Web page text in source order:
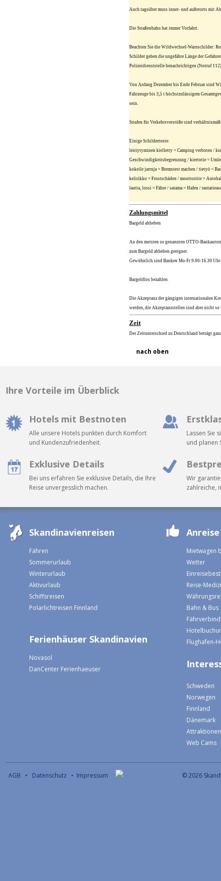
Auch tagsüber muss inner- und außerorts mit
Die Straßenbahn hat immer Vorfahrt.
Beachten Sie die Wildwechsel-Warnschilder:
Schilder geben die ungefähre Länge der
Polizeidienststelle benachrichtigen (Notruf
Von Anfang Dezember bis Ende Februar sind
Fahrzeuge bis 3,5 t höchstzulässigem
sein.
Strafen für Verkehrsverstöße sind
Einige Schildertexte:
leiriytyminen kielletty = Camping verboten /
Geschwindigkeitsbegrenzung / kiertotie =
kokeile jarruja = Bremstest machen / tietyö =
kelirikko = Frostschäden / moottoritie =
lautta, lossi = Fähre / satama = Hafen /
Zahlungsmittel
Bargeld abheben
An den meisten so genannten OTTO-
zum Bargeld abheben geeignet.
Gewöhnlich sind Banken Mo-Fr 9.00-16.30
Bargeldlos bezahlen
Die Akzeptanz der gängigen internationalen
werden, die Akzeptanzstellen sind aber nicht
Zeit
Der Zeitunterschied zu Deutschland beträgt
nach oben
Ihre Vorteile im Überblick
Hotels mit Bestnoten
Alle unsere Hotels punkten durch Komfort
und Kundenzufriedenheit.
Lassen Sie
und planen
Exklusive Details
Bei uns erfahren Sie exklusive Details, die Ihre
Reise unvergesslich machen.
Wir
zahlreiche,
Skandinavienreisen
Fähren
Sommerurlaub
Winterurlaub
Aktivurlaub
Schiffsreisen
Polarlichtreisen Finnland
Ferienhäuser Skandinavien
Novasol
DanCenter Ferienhaeuser
Mietwagen
Wetter
Reise-
Bahn & Bus
Flughafen-
Schweden
Norwegen
Finnland
Dänemark
Attraktionen
Web Cams
© 2026
AGB • Datenschutz • Impressum